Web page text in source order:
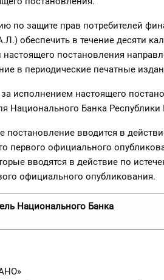
по защите прав потребителей
обеспечить в течение десяти
настоящего постановления
в периодические печатные
исполнением настоящего
Национального Банка
постановление вводится в
первого официального
вводятся в действие по
официального опубликования.
Национального Банка